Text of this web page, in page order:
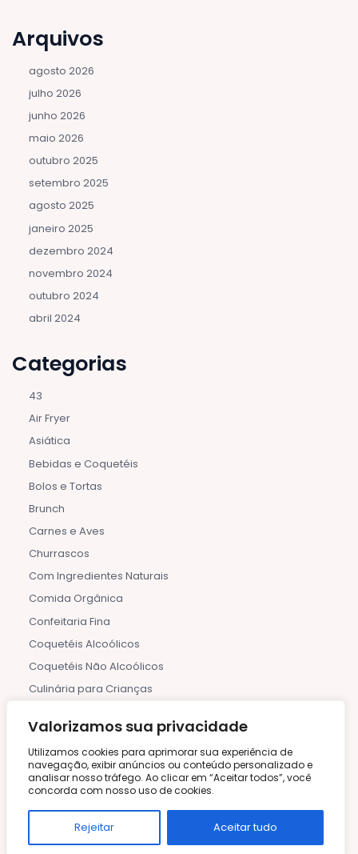
Valorizamos sua privacidade
Utilizamos cookies para aprimorar sua experiência de
navegação, exibir anúncios ou conteúdo personalizado e
analisar nosso tráfego. Ao clicar em “Aceitar todos”, você
concorda com nosso uso de cookies.
Rejeitar Aceitar tudo
Arquivos
agosto 2026
julho 2026
junho 2026
maio 2026
outubro 2025
setembro 2025
agosto 2025
janeiro 2025
dezembro 2024
novembro 2024
outubro 2024
abril 2024
Categorias
43
Air Fryer
Asiática
Bebidas e Coquetéis
Bolos e Tortas
Brunch
Carnes e Aves
Churrascos
Com Ingredientes Naturais
Comida Orgânica
Confeitaria Fina
Coquetéis Alcoólicos
Coquetéis Não Alcoólicos
Culinária para Crianças
Detox
Dia das Mães
Dia dos Pais
Doces e Sobremesas Geladas
Etiqueta à Mesa